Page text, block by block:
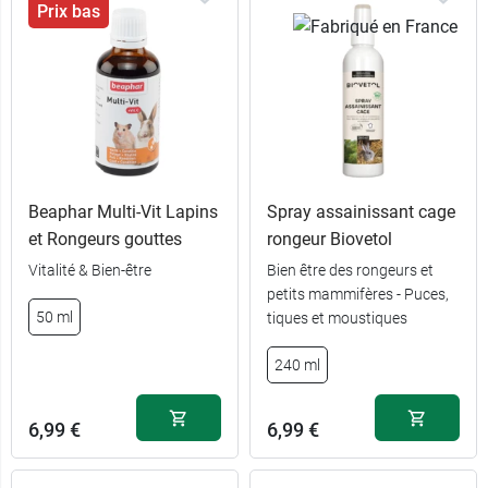
Prix bas
Beaphar Multi-Vit Lapins
et Rongeurs gouttes
Vitalité & Bien-être
50 ml
6,99 €
Spray assainissant cage
rongeur Biovetol
Bien être des rongeurs et
petits mammifères - Puces,
tiques et moustiques
240 ml
6,99 €